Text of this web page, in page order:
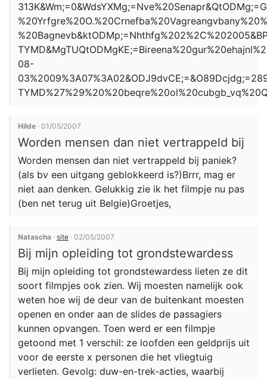
08-
Hilde · 01/05/2007
Worden mensen dan niet vertrappeld bij
Worden mensen dan niet vertrappeld bij paniek?
(als bv een uitgang geblokkeerd is?)Brrr, mag er
niet aan denken. Gelukkig zie ik het filmpje nu pas
(ben net terug uit Belgie)Groetjes,
Natascha · site · 02/05/2007
Bij mijn opleiding tot grondstewardess
Bij mijn opleiding tot grondstewardess lieten ze dit
soort filmpjes ook zien. Wij moesten namelijk ook
weten hoe wij de deur van de buitenkant moesten
openen en onder aan de slides de passagiers
kunnen opvangen. Toen werd er een filmpje
getoond met 1 verschil: ze loofden een geldprijs uit
voor de eerste x personen die het vliegtuig
verlieten. Gevolg: duw-en-trek-acties, waarbij